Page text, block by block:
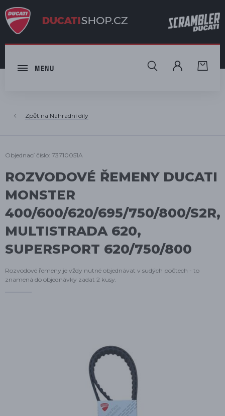
MENU HLEDAT
Náhradní díly
Objednací číslo: 73710051A
ROZVODOVÉ ŘEMENY DUCATI
MONSTER
400/600/620/695/750/800/S2R,
MULTISTRADA 620,
SUPERSPORT 620/750/800
Rozvodové řemeny je vždy nutné objednávat v sudých počtech - to
znamená do objednávky zadat 2 kusy.